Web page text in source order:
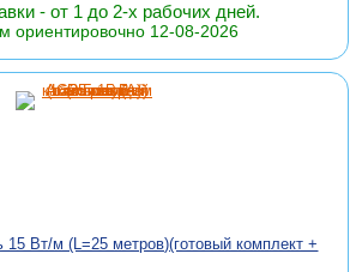
- от 1 до 2-х рабочих дней.
ориентировочно 12-08-2026
Вт/м (L=25 метров)(готовый комплект +